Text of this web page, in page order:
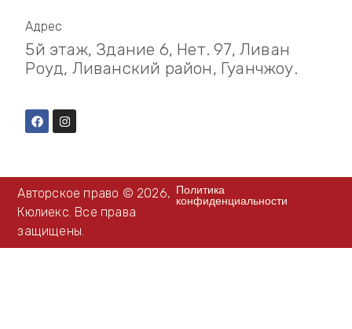
Адрес
5й этаж, Здание 6, Нет. 97, Ливан
Роуд, Ливанский район, Гуанчжоу.
Авторское право © 2026,
Кюлиекс. Все права
защищены.
Политика
конфиденциальности